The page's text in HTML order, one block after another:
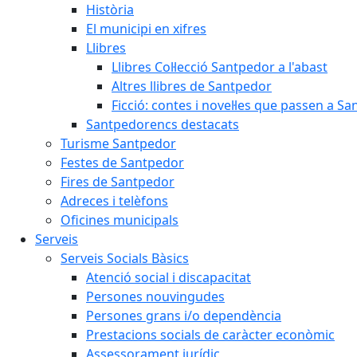
Història
El municipi en xifres
Llibres
Llibres Col·lecció Santpedor a l'abast
Altres llibres de Santpedor
Ficció: contes i novel·les que passen a
Santpedorencs destacats
Turisme Santpedor
Festes de Santpedor
Fires de Santpedor
Adreces i telèfons
Oficines municipals
Serveis
Serveis Socials Bàsics
Atenció social i discapacitat
Persones nouvingudes
Persones grans i/o dependència
Prestacions socials de caràcter econòmic